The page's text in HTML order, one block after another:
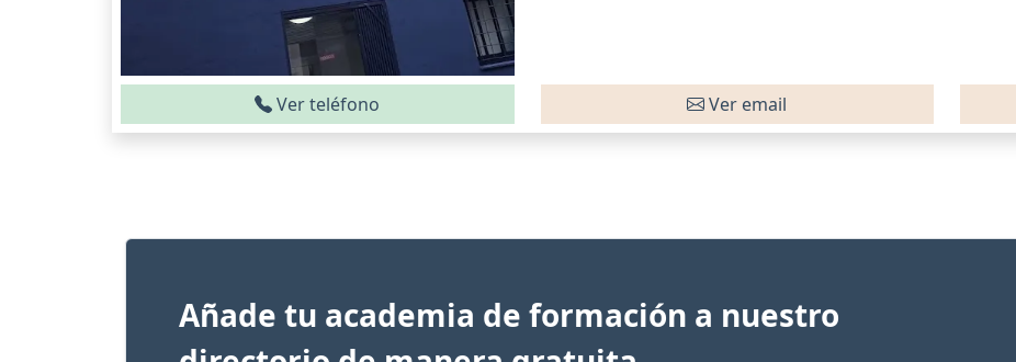
Ver teléfono Ver email
Añade tu academia de formación a nuestro